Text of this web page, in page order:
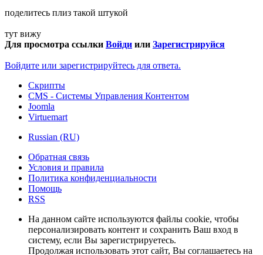
поделитесь плиз такой штукой
тут вижу
Для просмотра ссылки Войди или Зарегистрируйся
Войдите или зарегистрируйтесь для ответа.
Скрипты
CMS - Системы Управления Контентом
Joomla
Virtuemart
Russian (RU)
Обратная связь
Условия и правила
Политика конфиденциальности
Помощь
RSS
На данном сайте используются файлы cookie, чтобы
персонализировать контент и сохранить Ваш вход в
систему, если Вы зарегистрируетесь.
Продолжая использовать этот сайт, Вы соглашаетесь на